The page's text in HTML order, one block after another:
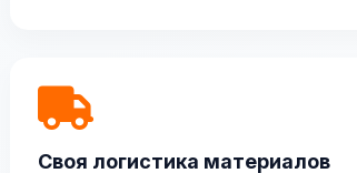
Своя логистика материалов